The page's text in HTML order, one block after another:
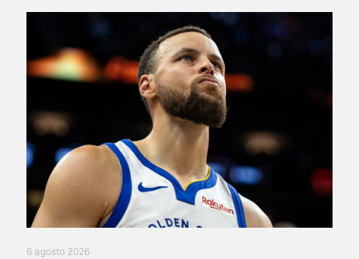
6 agosto 2026